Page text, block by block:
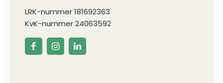
LRK-nummer 181692363
KvK-nummer 24063592